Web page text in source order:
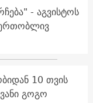
- აგვისტოს
10 თვის
გოგო